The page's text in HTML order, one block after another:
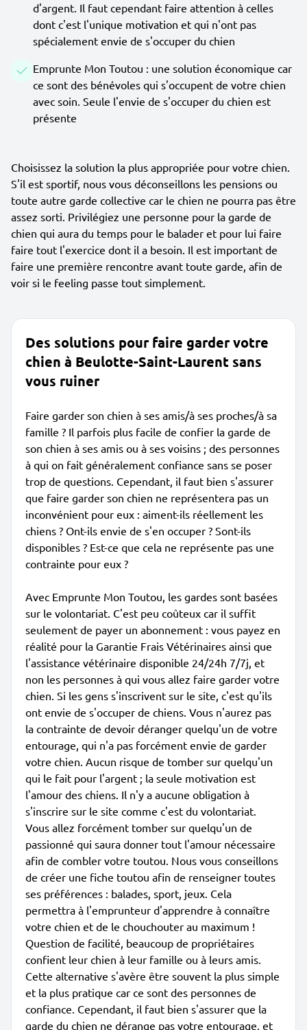
d'argent. Il faut cependant faire attention à celles
dont c'est l'unique motivation et qui n'ont pas
spécialement envie de s'occuper du chien
Emprunte Mon Toutou : une solution économique car
ce sont des bénévoles qui s'occupent de votre chien
avec soin. Seule l'envie de s'occuper du chien est
présente
Choisissez la solution la plus appropriée pour votre chien.
S'il est sportif, nous vous déconseillons les pensions ou
toute autre garde collective car le chien ne pourra pas être
assez sorti. Privilégiez une personne pour la garde de
chien qui aura du temps pour le balader et pour lui faire
faire tout l'exercice dont il a besoin. Il est important de
faire une première rencontre avant toute garde, afin de
voir si le feeling passe tout simplement.
Des solutions pour faire garder votre
chien à Beulotte-Saint-Laurent sans
vous ruiner
Faire garder son chien à ses amis/à ses proches/à sa
famille ? Il parfois plus facile de confier la garde de
son chien à ses amis ou à ses voisins ; des personnes
à qui on fait généralement confiance sans se poser
trop de questions. Cependant, il faut bien s'assurer
que faire garder son chien ne représentera pas un
inconvénient pour eux : aiment-ils réellement les
chiens ? Ont-ils envie de s'en occuper ? Sont-ils
disponibles ? Est-ce que cela ne représente pas une
contrainte pour eux ?
Avec Emprunte Mon Toutou, les gardes sont basées
sur le volontariat. C'est peu coûteux car il suffit
seulement de payer un abonnement : vous payez en
réalité pour la Garantie Frais Vétérinaires ainsi que
l'assistance vétérinaire disponible 24/24h 7/7j, et
non les personnes à qui vous allez faire garder votre
chien. Si les gens s'inscrivent sur le site, c'est qu'ils
ont envie de s'occuper de chiens. Vous n'aurez pas
la contrainte de devoir déranger quelqu'un de votre
entourage, qui n'a pas forcément envie de garder
votre chien. Aucun risque de tomber sur quelqu'un
qui le fait pour l'argent ; la seule motivation est
l'amour des chiens. Il n'y a aucune obligation à
s'inscrire sur le site comme c'est du volontariat.
Vous allez forcément tomber sur quelqu'un de
passionné qui saura donner tout l'amour nécessaire
afin de combler votre toutou. Nous vous conseillons
de créer une fiche toutou afin de renseigner toutes
ses préférences : balades, sport, jeux. Cela
permettra à l'emprunteur d'apprendre à connaître
votre chien et de le chouchouter au maximum !
Question de facilité, beaucoup de propriétaires
confient leur chien à leur famille ou à leurs amis.
Cette alternative s'avère être souvent la plus simple
et la plus pratique car ce sont des personnes de
confiance. Cependant, il faut bien s'assurer que la
garde du chien ne dérange pas votre entourage, et